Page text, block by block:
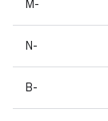
M-
N-
B-